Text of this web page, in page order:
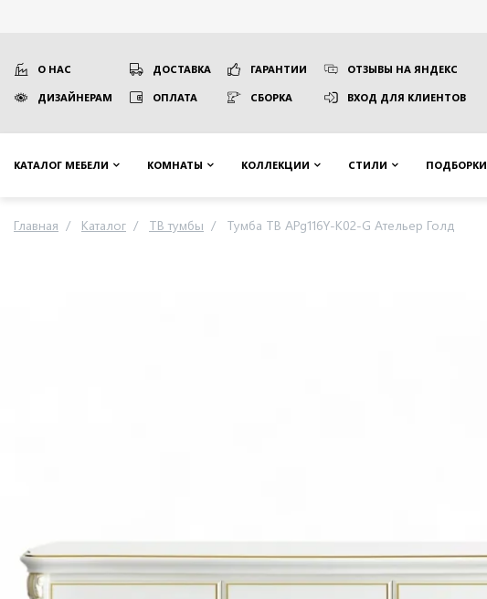
О НАС ДОСТАВКА ГАРАНТИИ ОТЗЫВЫ НА ЯНДЕКС
ДИЗАЙНЕРАМ ОПЛАТА СБОРКА ВХОД ДЛЯ КЛИЕНТОВ
КАТАЛОГ МЕБЕЛИ КОМНАТЫ КОЛЛЕКЦИИ СТИЛИ ПОДБОРКИ
Главная Каталог ТВ тумбы Тумба ТВ APg116Y-K02-G Ательер Голд